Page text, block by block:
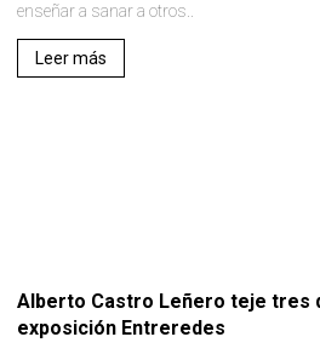
enseñar a sanar a otros..
Leer más
Alberto Castro Leñero teje tres
exposición Entreredes